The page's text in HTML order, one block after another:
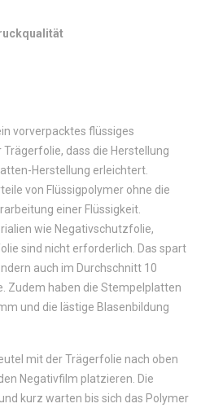
vorverpacktes flüssiges
dass die Herstellung
Herstellung erleichtert.
von Flüssigpolymer ohne die
einer Flüssigkeit.
wie Negativschutzfolie,
sind nicht erforderlich. Das spart
auch im Durchschnitt 10
Zudem haben die Stempelplatten
und die lästige Blasenbildung
mit der Trägerfolie nach oben
Negativfilm platzieren. Die
kurz warten bis sich das Polymer